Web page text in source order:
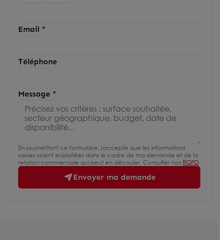
Email
Téléphone
Message
En soumettant ce formulaire, j'accepte que les informations
saisies soient exploitées dans le cadre de ma demande et de la
relation commerciale qui peut en découler. Consulter nos RGPD
Envoyer ma demande